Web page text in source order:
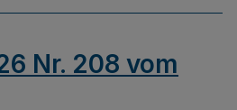
Nr. 208 vom